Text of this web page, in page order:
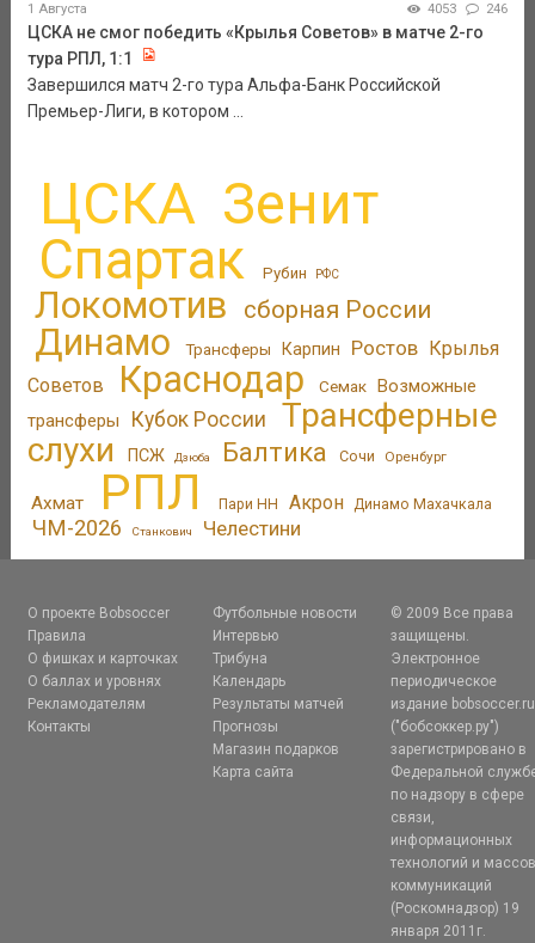
1 Августа 4053 246
ЦСКА не смог победить «Крылья Советов» в матче 2-го
тура РПЛ, 1:1
Завершился матч 2-го тура Альфа-Банк Российской
Премьер-Лиги, в котором ...
ЦСКА Зенит
Спартак Рубин РФС
Локомотив сборная России
Динамо Трансферы Карпин Ростов
Крылья
Советов
Краснодар Семак Возможные
трансферы
Кубок России
Трансферные
слухи
ПСЖ Дзюба Балтика Сочи Оренбург
Ахмат РПЛ Пари НН Акрон Динамо Махачкала
ЧМ-2026 Станкович Челестини
О проекте Bobsoccer
Правила
О фишках и карточках
О баллах и уровнях
Рекламодателям
Контакты
Футбольные новости
Интервью
Трибуна
Календарь
Результаты матчей
Прогнозы
Магазин подарков
Карта сайта
© 2009 Все права
защищены.
Электронное
периодическое
издание bobsoccer.ru
("бобсоккер.ру")
зарегистрировано в
Федеральной
по надзору в сфере
связи,
информационных
технологий и
коммуникаций
(Роскомнадзор) 19
января 2011г.